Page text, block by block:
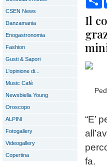
CSEN News
Danzamania
Enogastronomia
Fashion
Gusti & Sapori
L'opinione di...
Music Cafè
Newsbiella Young
Oroscopo
ALPINI
Fotogallery
Videogallery
Copertina
Il
“E’
fa.